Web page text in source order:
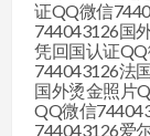
证QQ微信
744043126国
凭回国认证
744043126法
国外烫金照片
QQ微信
744043126爱